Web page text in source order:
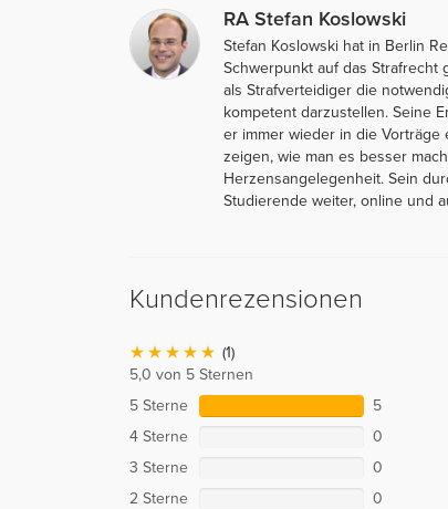
RA Stefan Koslowski
Stefan Koslowski hat in Berlin
Schwerpunkt auf das Strafrecht
als Strafverteidiger die
kompetent darzustellen. Seine
er immer wieder in die
zeigen, wie man es besser
Herzensangelegenheit. Sein
Studierende weiter, online und
Kundenrezensionen
(1)
5,0 von 5 Sternen
5 Sterne
5
4 Sterne
0
3 Sterne
0
2 Sterne
0